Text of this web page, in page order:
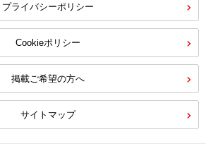
プライバシーポリシー
Cookieポリシー
掲載ご希望の方へ
サイトマップ